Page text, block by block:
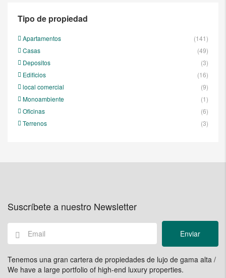
Tipo de propiedad
Apartamentos
(141)
Casas
(49)
Depositos
(3)
Edificios
(16)
local comercial
(9)
Monoambiente
(1)
Oficinas
(6)
Terrenos
(3)
Suscríbete a nuestro Newsletter
Enviar
Tenemos una gran cartera de propiedades de lujo de gama alta /
We have a large portfolio of high-end luxury properties.